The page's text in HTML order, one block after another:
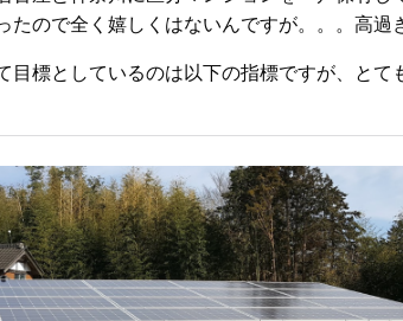
ので全く嬉しくはないんですが。。。高過
目標としているのは以下の指標ですが、とて